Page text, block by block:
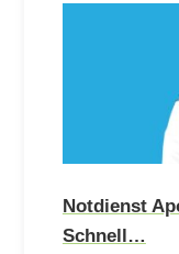
Notdienst
Schnell…